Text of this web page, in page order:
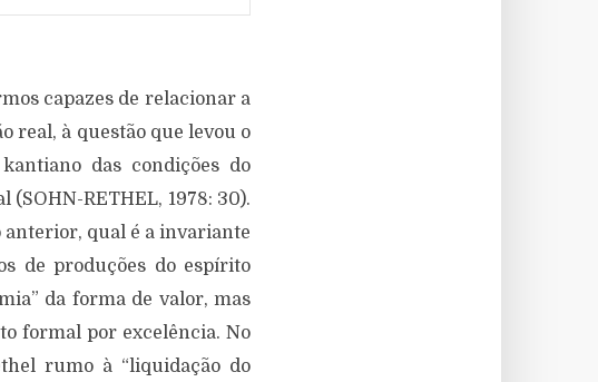
capazes de relacionar a
real, à questão que levou o
das condições do
RETHEL, 1978: 30).
anterior, qual é a invariante
de produções do espírito
da forma de valor, mas
formal por excelência. No
rumo à “liquidação do